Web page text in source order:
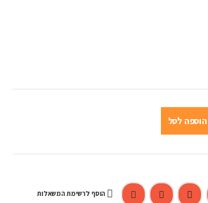
הוספה לסל
הוסף לרשימת המשאלות